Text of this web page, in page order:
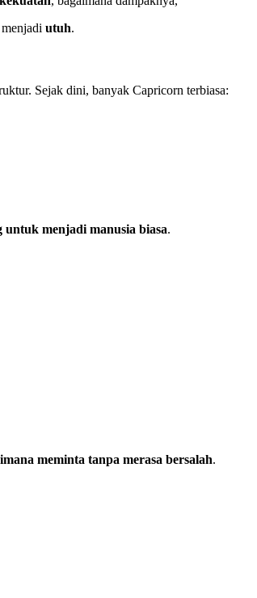
utuh.
Sejak dini, banyak Capricorn terbiasa:
untuk menjadi manusia biasa.
meminta tanpa merasa bersalah.